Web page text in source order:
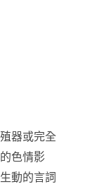
器或完全
色情影
動的言詞